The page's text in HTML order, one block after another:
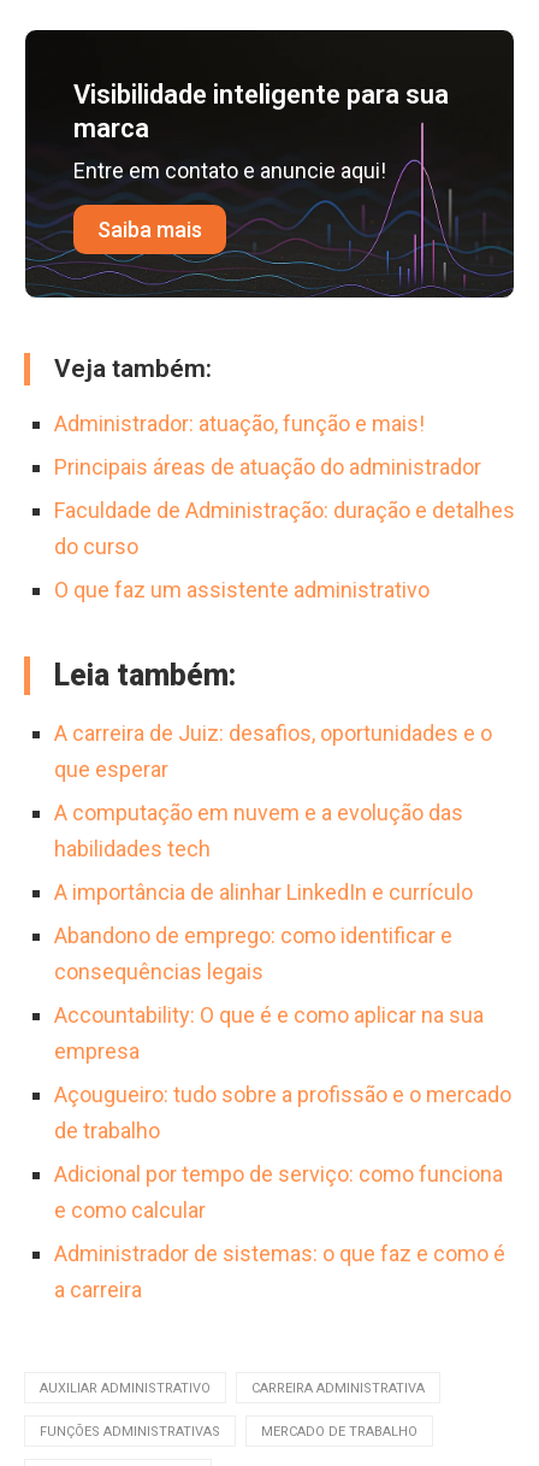
Visibilidade inteligente para sua
marca
Entre em contato e anuncie aqui!
Saiba mais
Veja também:
Administrador: atuação, função e mais!
Principais áreas de atuação do administrador
Faculdade de Administração: duração e detalhes
do curso
O que faz um assistente administrativo
Leia também:
A carreira de Juiz: desafios, oportunidades e o
que esperar
A computação em nuvem e a evolução das
habilidades tech
A importância de alinhar LinkedIn e currículo
Abandono de emprego: como identificar e
consequências legais
Accountability: O que é e como aplicar na sua
empresa
Açougueiro: tudo sobre a profissão e o mercado
de trabalho
Adicional por tempo de serviço: como funciona
e como calcular
Administrador de sistemas: o que faz e como é
a carreira
AUXILIAR ADMINISTRATIVO CARREIRA ADMINISTRATIVA
FUNÇÕES ADMINISTRATIVAS MERCADO DE TRABALHO